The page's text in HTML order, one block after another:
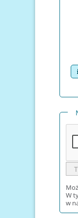
dodaj do
W
w